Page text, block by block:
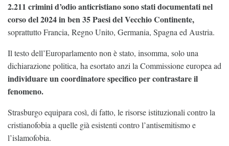
2.211 crimini d’odio anticristiano sono stati documentati nel
corso del 2024 in ben 35 Paesi del Vecchio Continente,
soprattutto Francia, Regno Unito, Germania, Spagna ed Austria.
Il testo dell’Europarlamento non è stato, insomma, solo una
dichiarazione politica, ha esortato anzi la Commissione europea ad
individuare un coordinatore specifico per contrastare il
fenomeno.
Strasburgo equipara così, di fatto, le risorse istituzionali contro la
cristianofobia a quelle già esistenti contro l’antisemitismo e
l’islamofobia.